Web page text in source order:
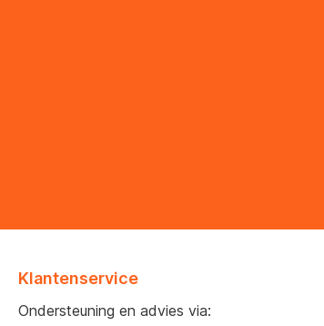
Klantenservice
Ondersteuning en advies via: